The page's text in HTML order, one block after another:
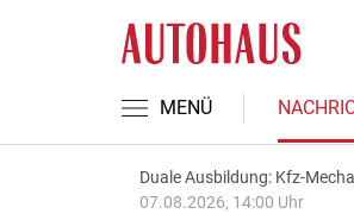
MENÜ
Duale Ausbildung: Kfz-
07.08.2026, 14:00 Uhr